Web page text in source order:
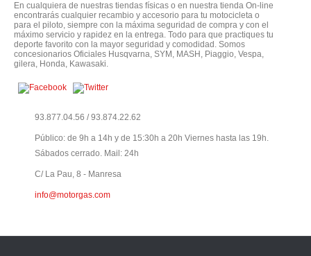
En cualquiera de nuestras tiendas físicas o en nuestra tienda On-line
encontrarás cualquier recambio y accesorio para tu motocicleta o
para el piloto, siempre con la máxima seguridad de compra y con el
máximo servicio y rapidez en la entrega. Todo para que practiques tu
deporte favorito con la mayor seguridad y comodidad. Somos
concesionarios Oficiales Husqvarna, SYM, MASH, Piaggio, Vespa,
gilera, Honda, Kawasaki.
93.877.04.56 / 93.874.22.62
Público: de 9h a 14h y de 15:30h a 20h Viernes hasta las 19h.
Sábados cerrado. Mail: 24h
C/ La Pau, 8 - Manresa
info@motorgas.com